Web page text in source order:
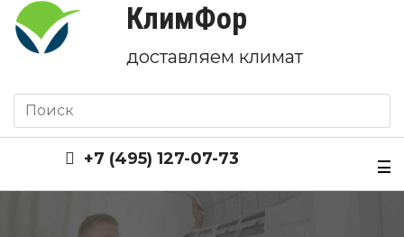
КлимФор
доставляем климат
+7 (495) 127-07-73